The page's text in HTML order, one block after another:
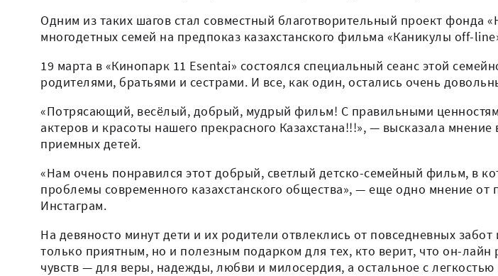
Одним из таких шагов стал совместный благотворительный проект
многодетных семей на предпоказ казахстанского фильма «Каникулы off-
19 марта в «Кинопарк 11 Esentai» состоялся специальный сеанс этой
родителями, братьями и сестрами. И все, как один, остались очень
«Потрясающий, весёлый, добрый, мудрый фильм! С правильными
актеров и красоты нашего прекрасного Казахстана!!!», — высказала
приемных детей.
«Нам очень понравился этот добрый, светлый детско-семейный фильм, в
проблемы современного казахстанского общества», — еще одно мнение
Инстаграм.
На девяносто минут дети и их родители отвлеклись от повседневных
только приятным, но и полезным подарком для тех, кто верит, что он-
чувств — для веры, надежды, любви и милосердия, а остальное с